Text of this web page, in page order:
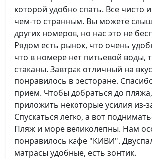
которой удобно спать. Все чисто
чем-то странным. Вы можете
других номеров, но нас это не
Рядом есть рынок, что очень
что в номере нет питьевой воды,
стаканы. Завтрак отличный на
понравилось в ресторане.
прием. Чтобы добраться до
приложить некоторые усилия из-
Спускаться легко, а вот
Пляж и море великолепны. Нам
понравилось кафе "КИВИ".
матрасы удобные, есть зонтик.